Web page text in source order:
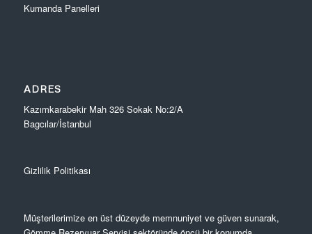
Kumanda Panelleri
ADRES
Kazımkarabekir Mah 326 Sokak No:2/A
Bagcılar/İstanbul
Gizlilik Politikası
Müşterilerimize en üst düzeyde memnuniyet ve güven sunarak,